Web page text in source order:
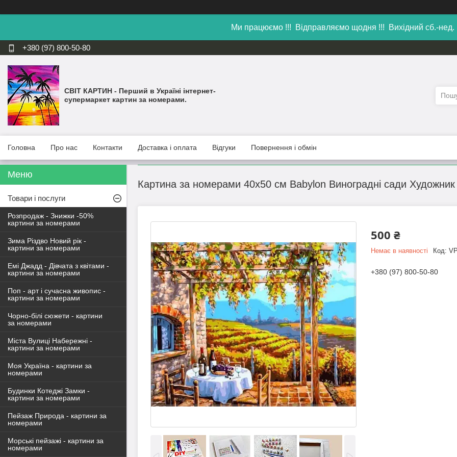
Ми працюємо !!! Відправляємо щодня !!! Вихідний сб.-нед.
+380 (97) 800-50-80
СВІТ КАРТИН - Перший в Україні інтернет-
супермаркет картин за номерами.
Головна Про нас Контакти Доставка і оплата Відгуки Повернення і обмін
Картина за номерами 40х50 см Babylon Виноградні сади
500 ₴
Немає в наявності Код:
+380 (97) 800-50-80
Товари і послуги
Розпродаж - Знижки -50%
картини за номерами
Зима Різдво Новий рік -
картини за номерами
Емі Джадд - Дівчата з квітами -
картини за номерами
Поп - арт і сучасна живопис -
картини за номерами
Чорно-білі сюжети - картини
за номерами
Міста Вулиці Набережні -
картини за номерами
Моя Україна - картини за
номерами
Будинки Котеджі Замки -
картини за номерами
Пейзаж Природа - картини за
номерами
Морські пейзажі - картини за
номерами